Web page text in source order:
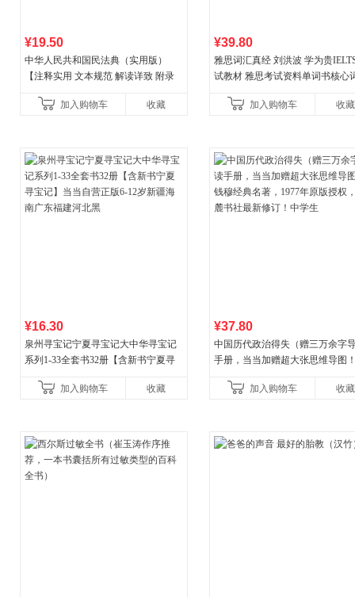
¥19.50
中华人民共和国民法典（实用版）
【注释实用 文本规范 解读详致 附录
加入购物车
收藏
¥39.80
雅思词汇真经 刘洪波 学为贵
试教材 雅思考试资料单词书核心
加入购物车
收藏
¥16.30
泉州寻宝记宁夏寻宝记大中华寻宝记
系列1-33全套书32册【含新书宁夏寻
广东福建河北黑
加入购物车 收藏
¥37.80
中国历代政治得失（赠三万余字
手册，当当加赠超大张思维导图
书社最新修订！中学生
加入购物车 收藏